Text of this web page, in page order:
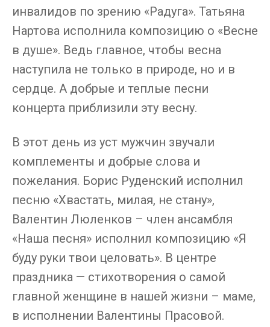
инвалидов по зрению «Радуга». Татьяна
Нартова исполнила композицию о «Весне
в душе». Ведь главное, чтобы весна
наступила не только в природе, но и в
сердце. А добрые и теплые песни
концерта приблизили эту весну.
В этот день из уст мужчин звучали
комплементы и добрые слова и
пожелания. Борис Руденский исполнил
песню «Хвастать, милая, не стану»,
Валентин Люленков – член ансамбля
«Наша песня» исполнил композицию «Я
буду руки твои целовать». В центре
праздника — стихотворения о самой
главной женщине в нашей жизни – маме,
в исполнении Валентины Прасовой.